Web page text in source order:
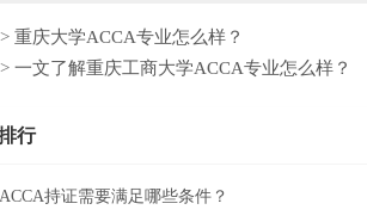
重庆大学ACCA专业怎么样？
一文了解重庆工商大学ACCA专业怎么样？
行
ACCA持证需要满足哪些条件？